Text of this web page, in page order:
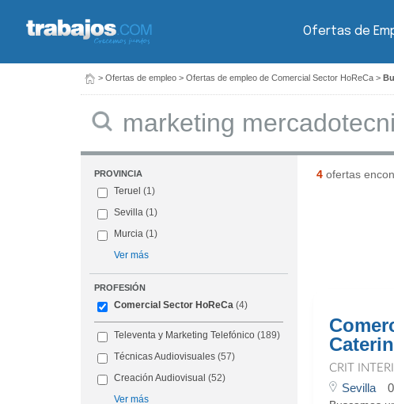
Ofertas de
> Ofertas de empleo > Ofertas de empleo de Comercial Sector HoReCa >
PROVINCIA
Teruel (1)
Sevilla (1)
Murcia (1)
Ver más
PROFESIÓN
Comercial Sector HoReCa (4)
Televenta y Marketing Telefónico (189)
Técnicas Audiovisuales (57)
Creación Audiovisual (52)
Ver más
4ofertas
CRIT
Sevilla